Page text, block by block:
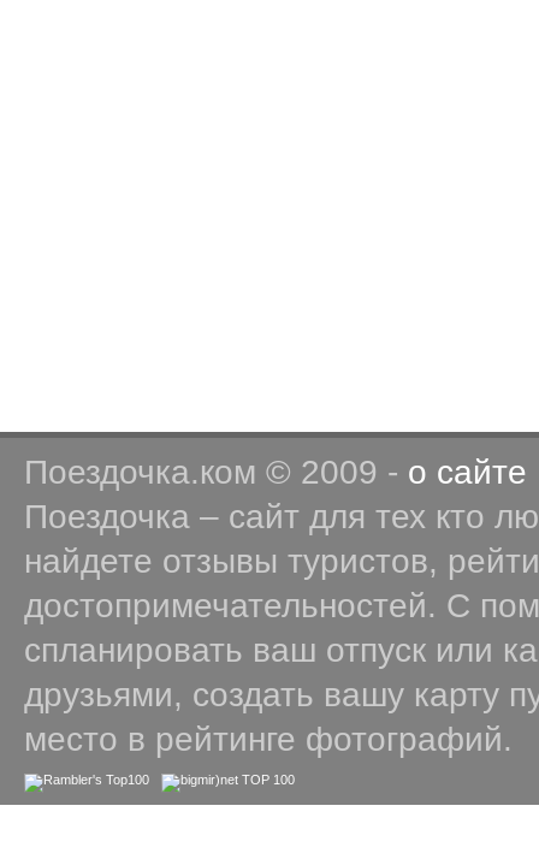
Поездочка.ком © 2009 - о сайте
Поездочка – сайт для тех кто
найдете отзывы туристов,
достопримечательностей. С
спланировать ваш отпуск или
друзьями, создать вашу карту
место в рейтинге фотографий.